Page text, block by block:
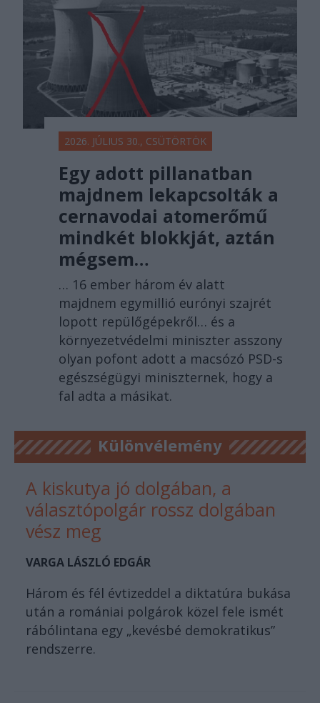
2026. JÚLIUS 30., CSÜTÖRTÖK
Egy adott pillanatban
majdnem lekapcsolták a
cernavodai atomerőmű
mindkét blokkját, aztán
mégsem…
… 16 ember három év alatt
majdnem egymillió eurónyi szajrét
lopott repülőgépekről… és a
környezetvédelmi miniszter asszony
olyan pofont adott a macsózó PSD-s
egészségügyi miniszternek, hogy a
fal adta a másikat.
Különvélemény
A kiskutya jó dolgában, a
választópolgár rossz dolgában
vész meg
VARGA LÁSZLÓ EDGÁR
Három és fél évtizeddel a diktatúra bukása
után a romániai polgárok közel fele ismét
rábólintana egy „kevésbé demokratikus”
rendszerre.